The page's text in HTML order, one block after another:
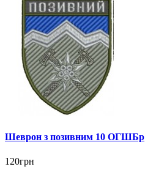
Шеврон з позивним 10 ОГШБр
120грн